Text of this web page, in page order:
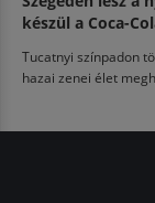
készül a Coca-
Tucatnyi színpadon
hazai zenei élet